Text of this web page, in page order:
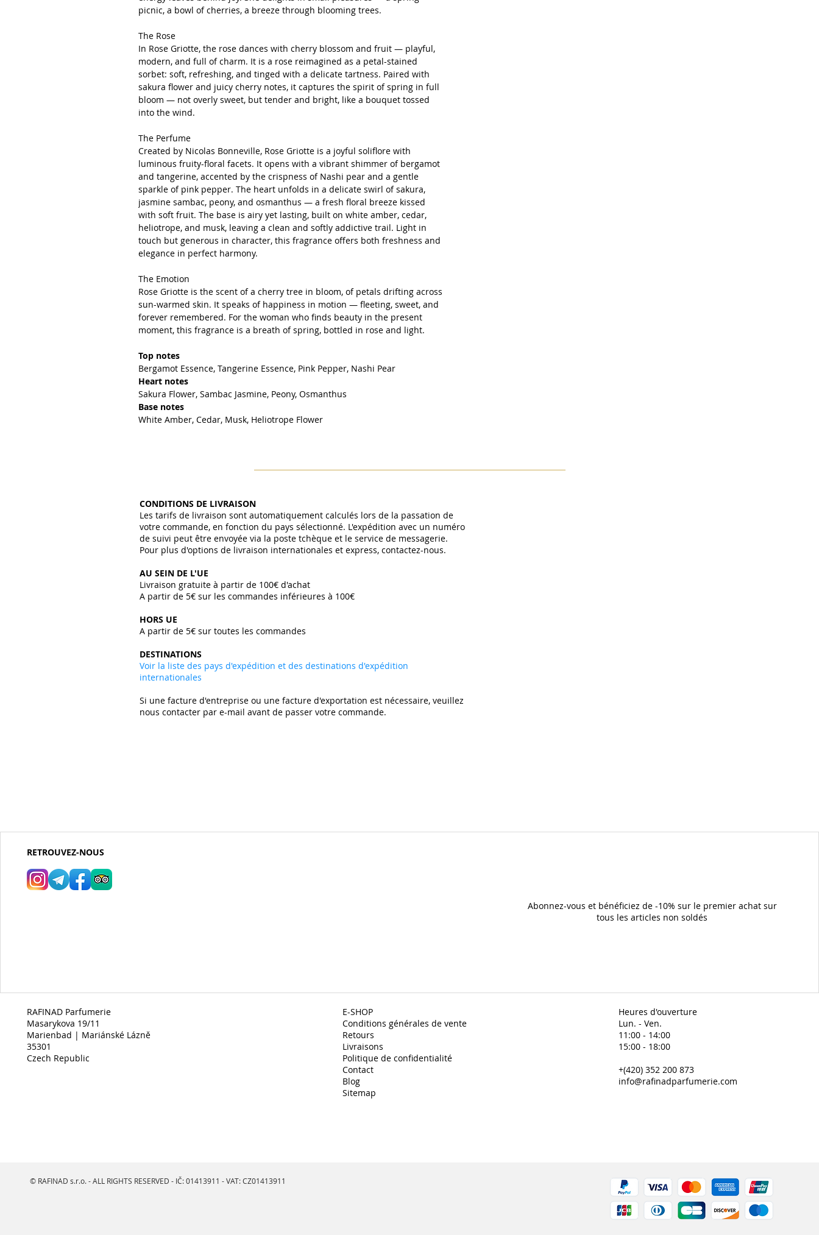
picnic, a bowl of cherries, a breeze through blooming trees.
The Rose
In Rose Griotte, the rose dances with cherry blossom and fruit — playful,
modern, and full of charm. It is a rose reimagined as a petal-stained
sorbet: soft, refreshing, and tinged with a delicate tartness. Paired with
sakura flower and juicy cherry notes, it captures the spirit of spring in full
bloom — not overly sweet, but tender and bright, like a bouquet tossed
into the wind.
The Perfume
Created by Nicolas Bonneville, Rose Griotte is a joyful soliflore with
luminous fruity-floral facets. It opens with a vibrant shimmer of bergamot
and tangerine, accented by the crispness of Nashi pear and a gentle
sparkle of pink pepper. The heart unfolds in a delicate swirl of sakura,
jasmine sambac, peony, and osmanthus — a fresh floral breeze kissed
with soft fruit. The base is airy yet lasting, built on white amber, cedar,
heliotrope, and musk, leaving a clean and softly addictive trail. Light in
touch but generous in character, this fragrance offers both freshness and
elegance in perfect harmony.
The Emotion
Rose Griotte is the scent of a cherry tree in bloom, of petals drifting across
sun-warmed skin. It speaks of happiness in motion — fleeting, sweet, and
forever remembered. For the woman who finds beauty in the present
moment, this fragrance is a breath of spring, bottled in rose and light.
Top notes
Bergamot Essence, Tangerine Essence, Pink Pepper, Nashi Pear
Heart notes
Sakura Flower, Sambac Jasmine, Peony, Osmanthus
Base notes
White Amber, Cedar, Musk, Heliotrope Flower
CONDITIONS DE LIVRAISON
Les tarifs de livraison sont automatiquement calculés lors de la passation de
votre commande, en fonction du pays sélectionné. L'expédition avec un numéro
de suivi peut être envoyée via la poste tchèque et le service de messagerie.
Pour plus d'options de livraison internationales et express, contactez-nous.
AU SEIN DE L'UE
Livraison gratuite à partir de 100€ d'achat
A partir de 5€ sur les commandes inférieures à 100€
HORS UE
A partir de 5€ sur toutes les commandes ​
DESTINATIONS
Voir la liste des pays d'expédition et des destinations d'expédition
internationales
Si une facture d'entreprise ou une facture d'exportation est nécessaire, veuillez
nous contacter par e-mail avant de passer votre commande.
RETROUVEZ-NOUS
Abonnez-vous et bénéficiez de -10% sur le premier achat sur
tous les articles non soldés
RAFINAD Parfumerie
Masarykova 19/11
Marienbad | Mariánské Lázně
35301
Czech Republic
E-SHOP
Conditions générales de vente
Retours
Livraisons
Politique de confidentialité
Contact
Blog
Sitemap
Heures d'ouverture
Lun. - Ven.
11:00 - 14:00
15:00 - 18:00
+(420) 352 200 873
info@rafinadparfumerie.com
© RAFINAD s.r.o. - ALL RIGHTS RESERVED - IČ: 01413911 - VAT: CZ01413911